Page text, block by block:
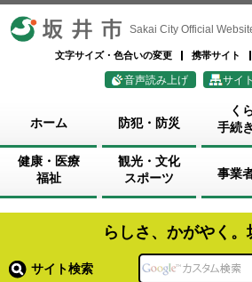
坂井市 Sakai City Official
文字サイズ・色合いの変更 携帯サイト
音声読み上げ サイ
ホーム 防犯・防災
く
手続
健康・医療
福祉
観光・文化
スポーツ
事業
らしさ、かがやく。
サイト検索